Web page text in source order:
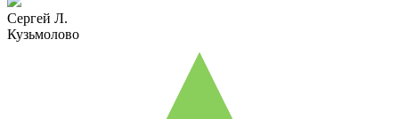
Сергей Л.
Кузьмолово